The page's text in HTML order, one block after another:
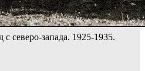
северо-запада. 1925-1935.